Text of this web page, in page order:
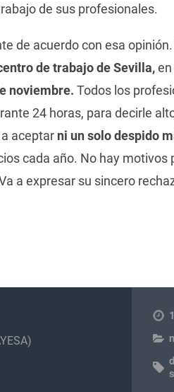
de sus profesionales.
de acuerdo con esa
de trabajo de Sevilla,en
noviembre. Todos los
24 horas, para decirle
aceptar ni un solo despido
cada año. No hay motivos
a expresar su sincero